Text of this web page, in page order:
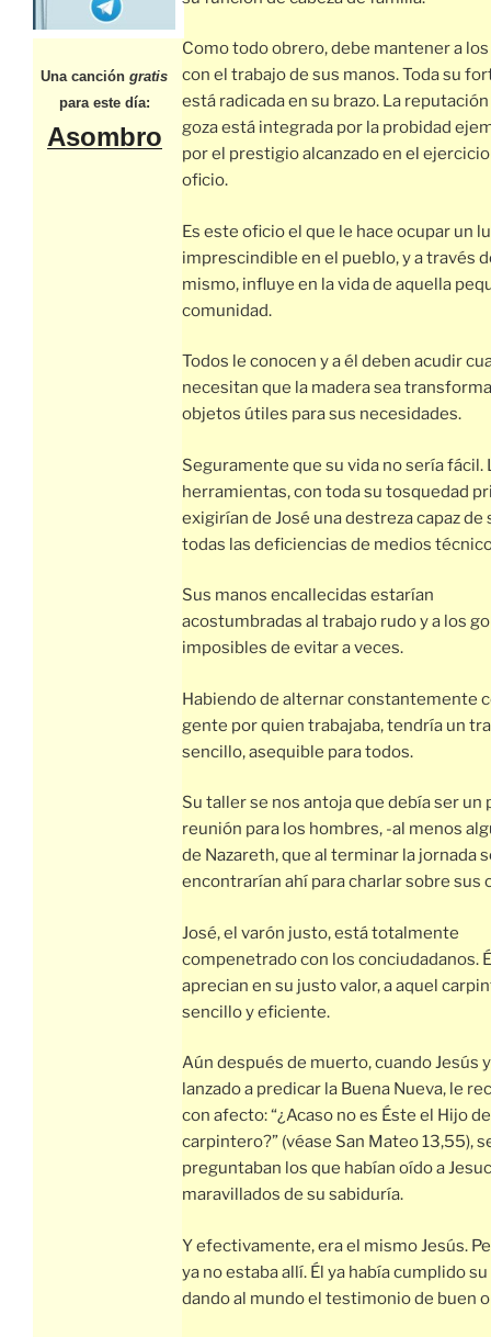
Una canción gratis
para este día:
Asombro
Como todo obrero, debe mantener a
con el trabajo de sus manos. Toda su
está radicada en su brazo. La
goza está integrada por la probidad
por el prestigio alcanzado en el
oficio.
Es este oficio el que le hace ocupar un
imprescindible en el pueblo, y a través
mismo, influye en la vida de aquella
comunidad.
Todos le conocen y a él deben acudir
necesitan que la madera sea
objetos útiles para sus necesidades.
Seguramente que su vida no sería fácil.
herramientas, con toda su tosquedad
exigirían de José una destreza capaz de
todas las deficiencias de medios
Sus manos encallecidas estarían
acostumbradas al trabajo rudo y a los
imposibles de evitar a veces.
Habiendo de alternar constantemente
gente por quien trabajaba, tendría un
sencillo, asequible para todos.
Su taller se nos antoja que debía ser un
reunión para los hombres, -al menos
de Nazareth, que al terminar la jornada
encontrarían ahí para charlar sobre sus
José, el varón justo, está totalmente
compenetrado con los conciudadanos.
aprecian en su justo valor, a aquel
sencillo y eficiente.
Aún después de muerto, cuando Jesús
lanzado a predicar la Buena Nueva, le
con afecto: “¿Acaso no es Éste el Hijo
carpintero?” (véase San Mateo 13,55),
preguntaban los que habían oído a
maravillados de su sabiduría.
Y efectivamente, era el mismo Jesús.
ya no estaba allí. Él ya había cumplido
dando al mundo el testimonio de buen